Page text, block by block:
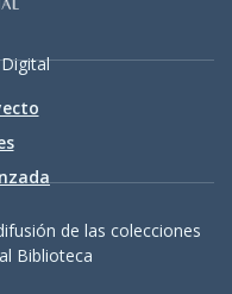
de las colecciones
Biblioteca